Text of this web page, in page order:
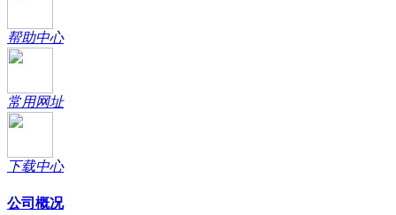
帮助中心
常用网址
下载中心
公司概况